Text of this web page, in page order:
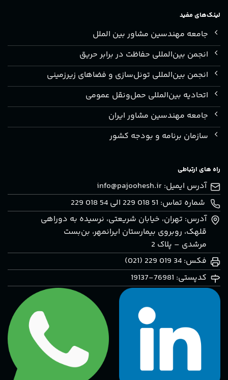
لینک‌های مفید
جامعه مهندسین مشاور بین الملل
انجمن بین‌المللی حفاظت در برابر حریق
انجمن بین‌المللی تونل‌سازی و فضاهای زیرزمینی
اتحادیه بین‌المللی حمل‌ونقل عمومی
جامعه مهندسین مشاور ایران
سازمان برنامه و بودجه کشور
راه های ارتباطی
آدرس ایمیل: info@pajoohesh.ir
شماره تماس: 51 018 229 الی 54 018 229
آدرس: تهران، خيابان شريعتی، نرسيده به دوراهی
قلهک، روبروی بيمارستان ايرانمهر، بن‌بست
مرشدی – پلاک 2
فکس: 34 019 229 (021)
کدپستی: 76981-19137